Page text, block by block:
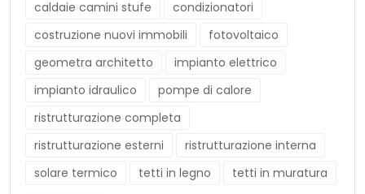
caldaie camini stufe
condizionatori
costruzione nuovi immobili
fotovoltaico
geometra architetto
impianto elettrico
impianto idraulico
pompe di calore
ristrutturazione completa
ristrutturazione esterni
ristrutturazione interna
solare termico
tetti in legno tetti in muratura